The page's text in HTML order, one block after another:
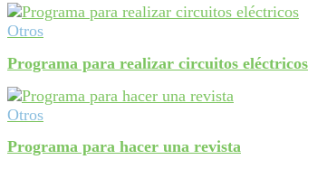
Otros
Programa para realizar circuitos eléctricos
Otros
Programa para hacer una revista